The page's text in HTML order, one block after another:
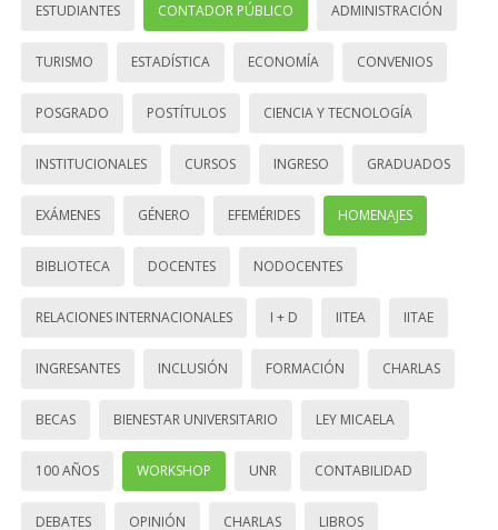
ESTUDIANTES CONTADOR PÚBLICO ADMINISTRACIÓN
TURISMO ESTADÍSTICA ECONOMÍA CONVENIOS
POSGRADO POSTÍTULOS CIENCIA Y TECNOLOGÍA
INSTITUCIONALES CURSOS INGRESO GRADUADOS
EXÁMENES GÉNERO EFEMÉRIDES HOMENAJES
BIBLIOTECA DOCENTES NODOCENTES
RELACIONES INTERNACIONALES I + D IITEA IITAE
INGRESANTES INCLUSIÓN FORMACIÓN CHARLAS
BECAS BIENESTAR UNIVERSITARIO LEY MICAELA
100 AÑOS WORKSHOP UNR CONTABILIDAD
DEBATES OPINIÓN CHARLAS LIBROS